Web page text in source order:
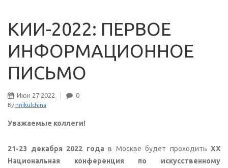
КИИ-2022: ПЕРВОЕ
ИНФОРМАЦИОННОЕ
ПИСЬМО
Июн 27 2022 0
By nnikulchina
Уважаемые коллеги!
21-23 декабря 2022 года в Москве будет проходить XX
Национальная конференция по искусственному